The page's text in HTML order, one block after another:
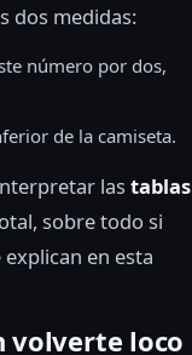
dos medidas:
número por dos,
de la camiseta.
las tablas
sobre todo si
en esta
volverte loco